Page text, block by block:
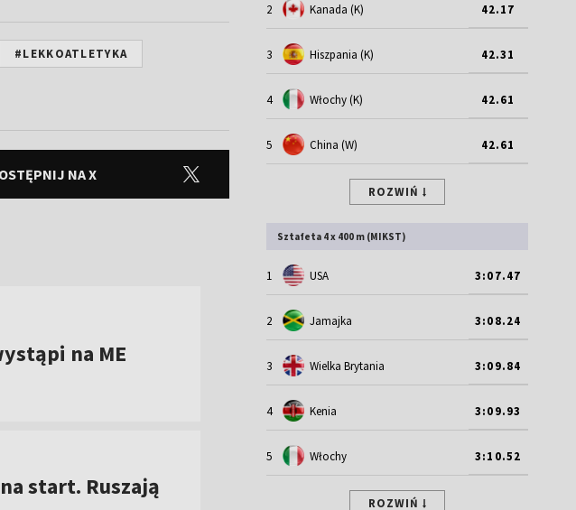
#LEKKOATLETYKA
NA X
na ME
start. Ruszają
2 Kanada (K) 42.17
3 Hiszpania (K) 42.31
4 Włochy (K) 42.61
5 China (W) 42.61
ROZWIŃ
Sztafeta 4 x 400 m (MIKST)
1 USA 3:07.47
2 Jamajka 3:08.24
3 Wielka Brytania 3:09.84
4 Kenia 3:09.93
5 Włochy 3:10.52
ROZWIŃ